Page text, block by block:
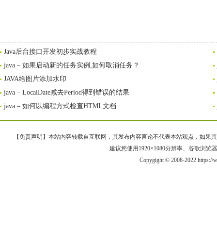
Java后台接口开发初步实战教程
java – 如果启动新的任务实例,如何取消任务？
JAVA给图片添加水印
java – LocalDate减去Period得到错误的结果
java – 如何以编程方式检查HTML文档
【免责声明】本站内容转载自互联网，其发布内容言论不代表本站观点，如果
建议您使用1920×1080分辨率、谷歌浏览
Copygight © 2008-2022 https://